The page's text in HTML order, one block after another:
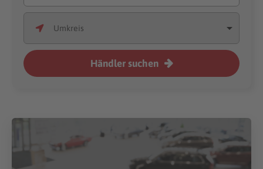
Händler suchen